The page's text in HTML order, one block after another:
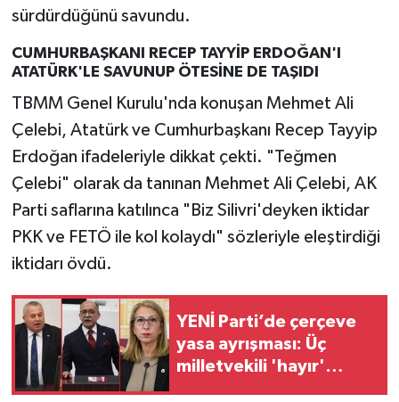
sürdürdüğünü savundu.
CUMHURBAŞKANI RECEP TAYYİP ERDOĞAN'I
ATATÜRK'LE SAVUNUP ÖTESİNE DE TAŞIDI
TBMM Genel Kurulu'nda konuşan Mehmet Ali
Çelebi, Atatürk ve Cumhurbaşkanı Recep Tayyip
Erdoğan ifadeleriyle dikkat çekti. "Teğmen
Çelebi" olarak da tanınan Mehmet Ali Çelebi, AK
Parti saflarına katılınca "Biz Silivri'deyken iktidar
PKK ve FETÖ ile kol kolaydı" sözleriyle eleştirdiği
iktidarı övdü.
YENİ Parti’de çerçeve
yasa ayrışması: Üç
milletvekili 'hayır'